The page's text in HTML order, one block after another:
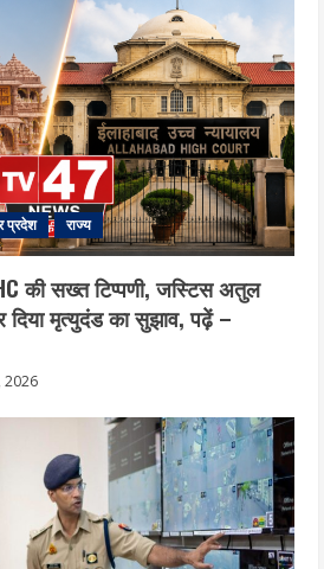
प्रदेश राज्य
HC की सख्त टिप्पणी, जस्टिस अतुल
द‍िया मृत्युदंड का सुझाव, पढ़ें –
2026